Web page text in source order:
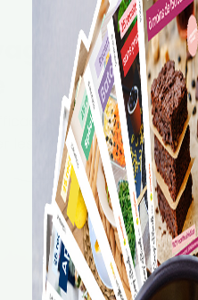
de nez
pour dégager un
les impuretés et